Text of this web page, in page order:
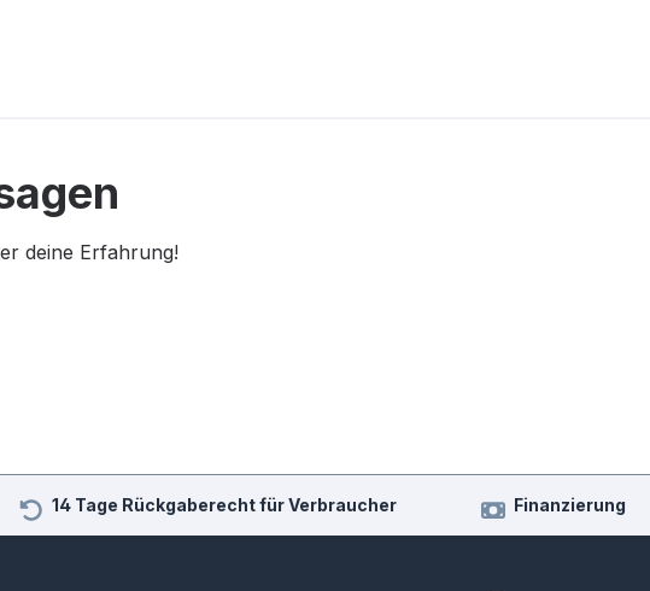
deine Erfahrung!
14 Tage Rückgaberecht für Verbraucher Finanzierung